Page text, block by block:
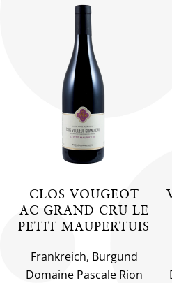
CLOS VOUGEOT
AC GRAND CRU LE
PETIT MAUPERTUIS
Frankreich, Burgund
Domaine Pascale Rion